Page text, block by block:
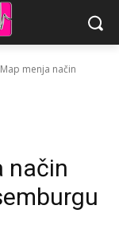
menja način
način